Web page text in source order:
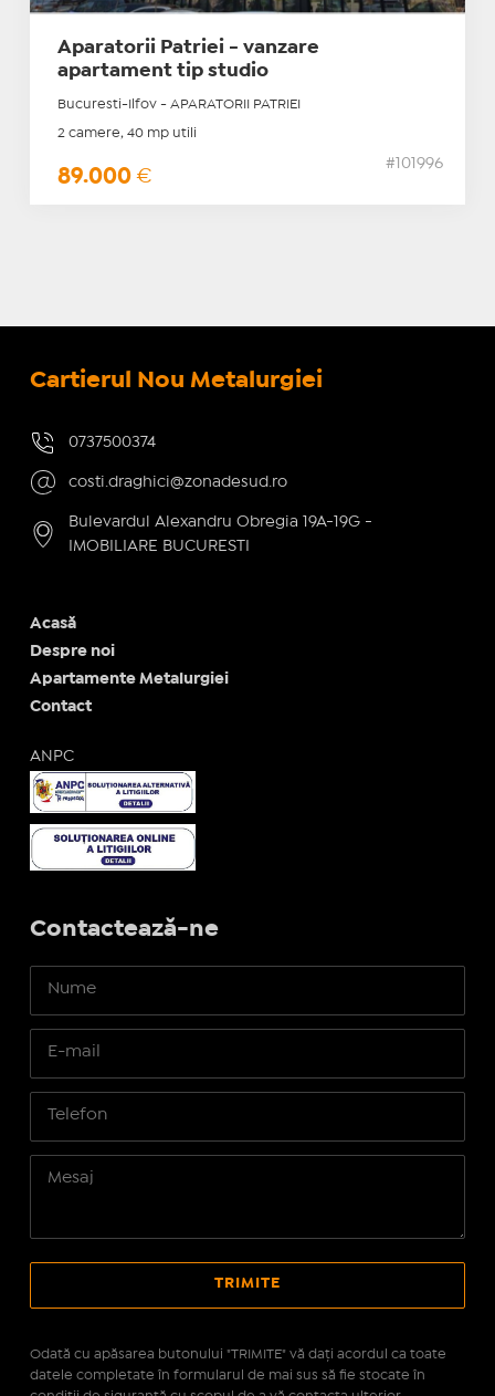
Aparatorii Patriei - vanzare
apartament tip studio
Bucuresti-Ilfov - APARATORII PATRIEI
2 camere, 40 mp utili
89.000 €
#101996
Cartierul Nou Metalurgiei
0737500374
costi.draghici@zonadesud.ro
Bulevardul Alexandru Obregia 19A-19G -
IMOBILIARE BUCURESTI
Acasă
Despre noi
Apartamente Metalurgiei
Contact
ANPC
Contactează-ne
Odată cu apăsarea butonului "TRIMITE" vă daţi acordul ca toate
datele completate în formularul de mai sus să fie stocate în